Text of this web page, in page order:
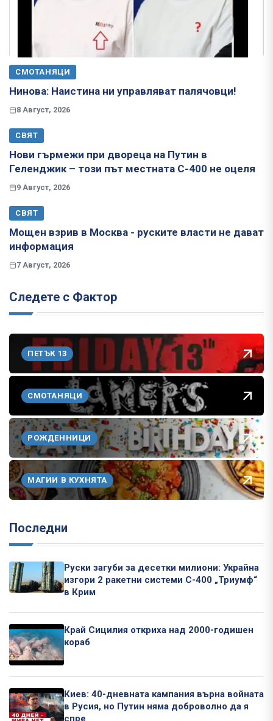
СМОТАНЯЦИ
Нинова: Наистина ни управляват палячовци!
8 Август, 2026
СВЯТ
Нови гърмежи при двореца на Путин в
Геленджик – този път местната С-400 не оцеля
9 Август, 2026
СВЯТ
Мощен взрив в Москва - руските власти не дават
информация
7 Август, 2026
Следете с Фактор
ПЕТЪК 13
СМОТАНЯЦИ
РОЖДЕННИЦИ
МАГИИ В КУХНЯТА
Последни
Руски загуби за десетки милиони: Украйна
изгори 2 ракетни системи С-400 „Триумф“
в Крим
Край Сицилия откриха над 2000-годишен
кораб
Киев: 40-дневната кампания върна войната
в Русия, но Путин няма доброволно да я
спре